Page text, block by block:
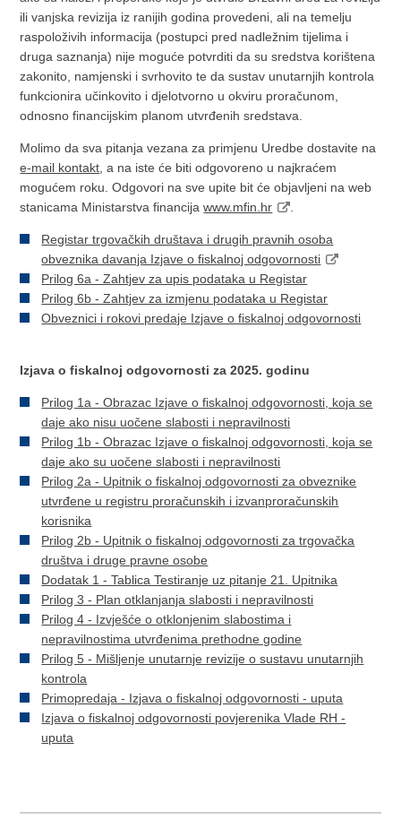
ili vanjska revizija iz ranijih godina provedeni, ali na temelju
raspoloživih informacija (postupci pred nadležnim tijelima i
druga saznanja) nije moguće potvrditi da su sredstva korištena
zakonito, namjenski i svrhovito te da sustav unutarnjih kontrola
funkcionira učinkovito i djelotvorno u okviru proračunom,
odnosno financijskim planom utvrđenih sredstava.
Molimo da sva pitanja vezana za primjenu Uredbe dostavite na
e-mail kontakt , a na iste će biti odgovoreno u najkraćem
mogućem roku. Odgovori na sve upite bit će objavljeni na web
stanicama Ministarstva financijawww.mfin.hr
Registar trgovačkih društava i drugih pravnih osoba
obveznika davanja Izjave o fiskalnoj odgovornosti
Prilog 6a - Zahtjev za upis podataka u Registar
Prilog 6b - Zahtjev za izmjenu podataka u Registar
Obveznici i rokovi predaje Izjave o fiskalnoj odgovornosti
Izjava o fiskalnoj odgovornosti za 2025. godinu
Prilog 1a - Obrazac Izjave o fiskalnoj odgovornosti, koja se
daje ako nisu uočene slabosti i nepravilnosti
Prilog 1b - Obrazac Izjave o fiskalnoj odgovornosti, koja se
daje ako su uočene slabosti i nepravilnosti
Prilog 2a - Upitnik o fiskalnoj odgovornosti za obveznike
utvrđene u registru proračunskih i izvanproračunskih
korisnika
Prilog 2b - Upitnik o fiskalnoj odgovornosti za trgovačka
društva i druge pravne osobe
Dodatak 1 - Tablica Testiranje uz pitanje 21. Upitnika
Prilog 3 - Plan otklanjanja slabosti i nepravilnosti
Prilog 4 - Izvješće o otklonjenim slabostima i
nepravilnostima utvrđenima prethodne godine
Prilog 5 - Mišljenje unutarnje revizije o sustavu unutarnjih
kontrola
Primopredaja - Izjava o fiskalnoj odgovornosti - uputa
Izjava o fiskalnoj odgovornosti povjerenika Vlade RH -
uputa